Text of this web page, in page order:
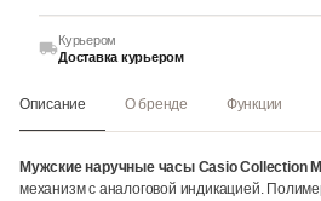
Курьером
Доставка курьером
Описание О бренде Функции
Мужские наручные часы Casio Collection
механизм с аналоговой индикацией.